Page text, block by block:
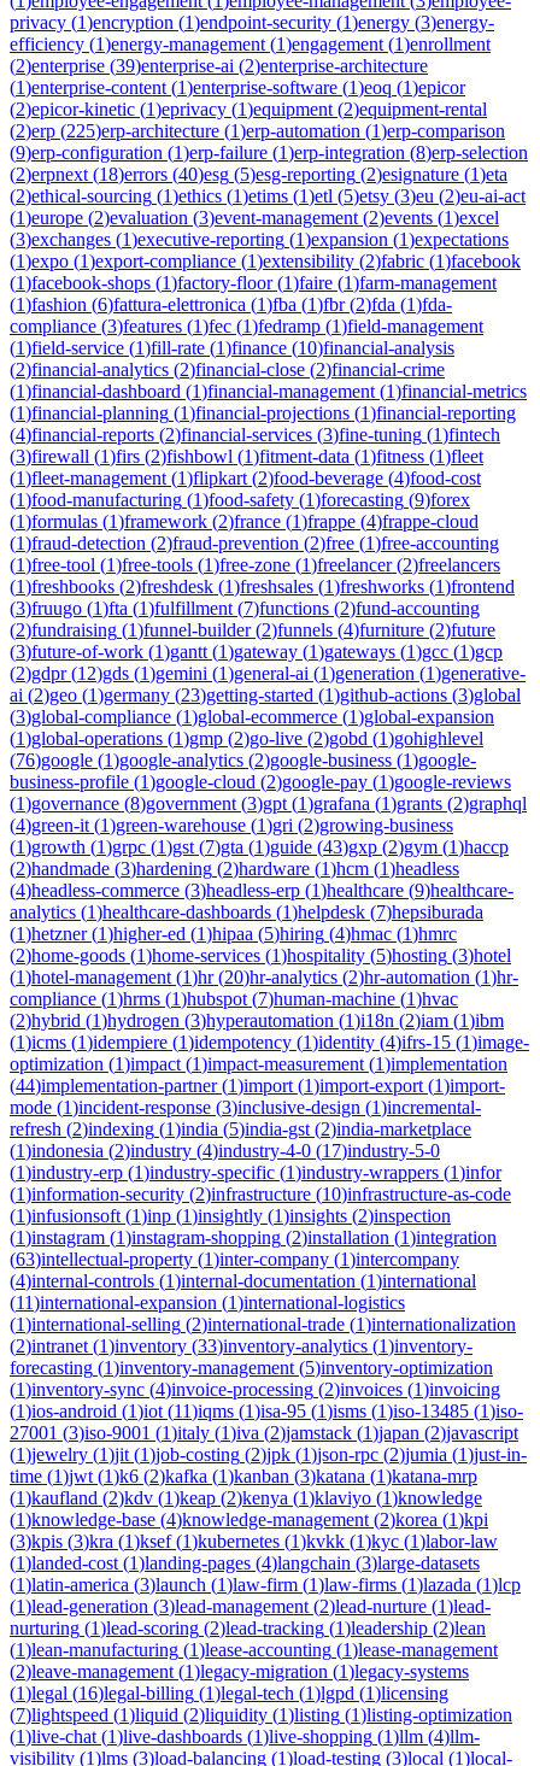
privacy (1)encryption (1)endpoint-security (1)energy (3)energy-
efficiency (1)energy-management (1)engagement (1)enrollment
(2)enterprise (39)enterprise-ai (2)enterprise-architecture
(1)enterprise-content (1)enterprise-software (1)eoq (1)epicor
(2)epicor-kinetic (1)eprivacy (1)equipment (2)equipment-rental
(2)erp (225)erp-architecture (1)erp-automation (1)erp-comparison
(9)erp-configuration (1)erp-failure (1)erp-integration (8)erp-selection
(2)erpnext (18)errors (40)esg (5)esg-reporting (2)esignature (1)eta
(2)ethical-sourcing (1)ethics (1)etims (1)etl (5)etsy (3)eu (2)eu-ai-act
(1)europe (2)evaluation (3)event-management (2)events (1)excel
(3)exchanges (1)executive-reporting (1)expansion (1)expectations
(1)expo (1)export-compliance (1)extensibility (2)fabric (1)facebook
(1)facebook-shops (1)factory-floor(1)faire (1)farm-management
(1)fashion (6)fattura-elettronica (1)fba (1)fbr(2)fda (1)fda-
compliance (3)features (1)fec (1)fedramp (1)field-management
(1)field-service (1)fill-rate (1)finance (10)financial-analysis
(2)financial-analytics (2)financial-close (2)financial-crime
(1)financial-dashboard (1)financial-management (1)financial-metrics
(1)financial-planning (1)financial-projections (1)financial-reporting
(4)financial-reports (2)financial-services (3)fine-tuning (1)fintech
(3)firewall (1)firs (2)fishbowl (1)fitment-data (1)fitness (1)fleet
(1)fleet-management (1)flipkart (2)food-beverage (4)food-cost
(1)food-manufacturing (1)food-safety (1)forecasting (9)forex
(1)formulas (1)framework (2)france (1)frappe (4)frappe-cloud
(1)fraud-detection (2)fraud-prevention (2)free (1)free-accounting
(1)free-tool (1)free-tools (1)free-zone (1)freelancer(2)freelancers
(1)freshbooks (2)freshdesk (1)freshsales (1)freshworks (1)frontend
(3)fruugo (1)fta (1)fulfillment (7)functions (2)fund-accounting
(2)fundraising (1)funnel-builder(2)funnels (4)furniture (2)future
(3)future-of-work (1)gantt (1)gateway (1)gateways (1)gcc (1)gcp
(2)gdpr(12)gds (1)gemini (1)general-ai (1)generation (1)generative-
ai (2)geo (1)germany (23)getting-started (1)github-actions (3)global
(3)global-compliance (1)global-ecommerce (1)global-expansion
(1)global-operations (1)gmp (2)go-live (2)gobd (1)gohighlevel
(76)google (1)google-analytics (2)google-business (1)google-
business-profile (1)google-cloud (2)google-pay (1)google-reviews
(1)governance (8)government (3)gpt (1)grafana (1)grants (2)graphql
(4)green-it (1)green-warehouse (1)gri (2)growing-business
(1)growth (1)grpc (1)gst (7)gta (1)guide (43)gxp (2)gym (1)haccp
(2)handmade (3)hardening (2)hardware (1)hcm (1)headless
(4)headless-commerce (3)headless-erp (1)healthcare (9)healthcare-
analytics (1)healthcare-dashboards (1)helpdesk (7)hepsiburada
(1)hetzner(1)higher-ed (1)hipaa (5)hiring (4)hmac (1)hmrc
(2)home-goods (1)home-services (1)hospitality (5)hosting (3)hotel
(1)hotel-management (1)hr(20)hr-analytics (2)hr-automation (1)hr-
compliance (1)hrms (1)hubspot (7)human-machine (1)hvac
(2)hybrid (1)hydrogen (3)hyperautomation (1)i18n (2)iam (1)ibm
(1)icms (1)idempiere (1)idempotency (1)identity (4)ifrs-15 (1)image-
optimization (1)impact (1)impact-measurement (1)implementation
(44)implementation-partner(1)import (1)import-export (1)import-
mode (1)incident-response (3)inclusive-design (1)incremental-
refresh (2)indexing (1)india (5)india-gst (2)india-marketplace
(1)indonesia (2)industry (4)industry-4-0 (17)industry-5-0
(1)industry-erp (1)industry-specific (1)industry-wrappers (1)infor
(1)information-security (2)infrastructure (10)infrastructure-as-code
(1)infusionsoft (1)inp (1)insightly (1)insights (2)inspection
(1)instagram (1)instagram-shopping (2)installation (1)integration
(63)intellectual-property (1)inter-company (1)intercompany
(4)internal-controls (1)internal-documentation (1)international
(11)international-expansion (1)international-logistics
(1)international-selling (2)international-trade (1)internationalization
(2)intranet (1)inventory (33)inventory-analytics (1)inventory-
forecasting (1)inventory-management (5)inventory-optimization
(1)inventory-sync (4)invoice-processing (2)invoices (1)invoicing
(1)ios-android (1)iot (11)iqms (1)isa-95 (1)isms (1)iso-13485 (1)iso-
27001 (3)iso-9001 (1)italy (1)iva (2)jamstack (1)japan (2)javascript
(1)jewelry (1)jit (1)job-costing (2)jpk (1)json-rpc (2)jumia (1)just-in-
time (1)jwt (1)k6 (2)kafka (1)kanban (3)katana (1)katana-mrp
(1)kaufland (2)kdv (1)keap (2)kenya (1)klaviyo (1)knowledge
(1)knowledge-base (4)knowledge-management (2)korea (1)kpi
(3)kpis (3)kra (1)ksef(1)kubernetes (1)kvkk (1)kyc (1)labor-law
(1)landed-cost (1)landing-pages (4)langchain (3)large-datasets
(1)latin-america (3)launch (1)law-firm (1)law-firms (1)lazada (1)lcp
(1)lead-generation (3)lead-management (2)lead-nurture (1)lead-
nurturing (1)lead-scoring (2)lead-tracking (1)leadership (2)lean
(1)lean-manufacturing (1)lease-accounting (1)lease-management
(2)leave-management (1)legacy-migration (1)legacy-systems
(1)legal (16)legal-billing (1)legal-tech (1)lgpd (1)licensing
(7)lightspeed (1)liquid (2)liquidity (1)listing (1)listing-optimization
(1)live-chat (1)live-dashboards (1)live-shopping (1)llm (4)llm-
visibility (1)lms (3)load-balancing (1)load-testing (3)local (1)local-